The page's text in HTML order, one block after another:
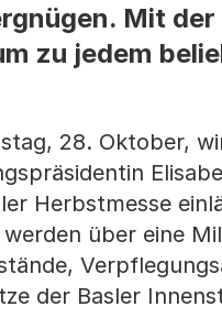
Mit
zu jedem
28. Oktober,
Herbstmesse
werden über eine
der Basler